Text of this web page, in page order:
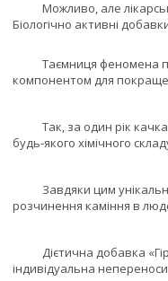
Можливо, але лікарські
Біологічно активні
Таємниця феномена
компонентом для
Так, за один рік качка
будь-якого хімічного
Завдяки цим унікальним
розчинення каміння в
Дієтична добавка
індивідуальна